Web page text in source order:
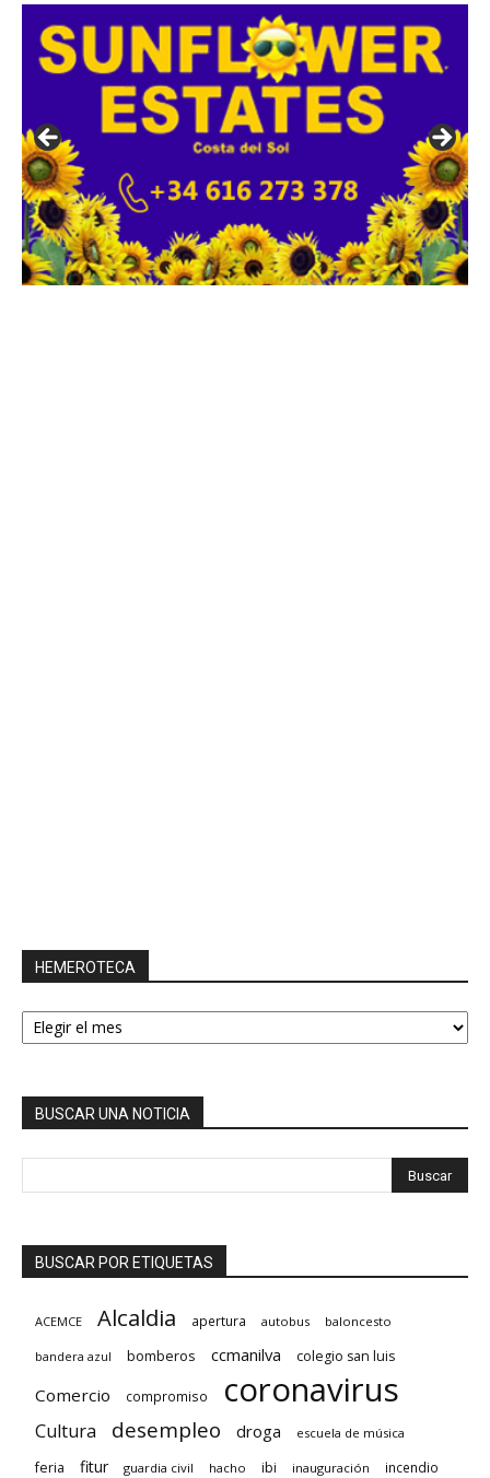
HEMEROTECA
HEMEROTECA
BUSCAR UNA NOTICIA
BUSCAR POR ETIQUETAS
ACEMCE Alcaldia apertura autobus baloncesto
bandera azul bomberos ccmanilva colegio san luis
Comercio compromiso coronavirus
Cultura desempleo droga escuela de música
feria fitur guardia civil hacho ibi inauguración incendio